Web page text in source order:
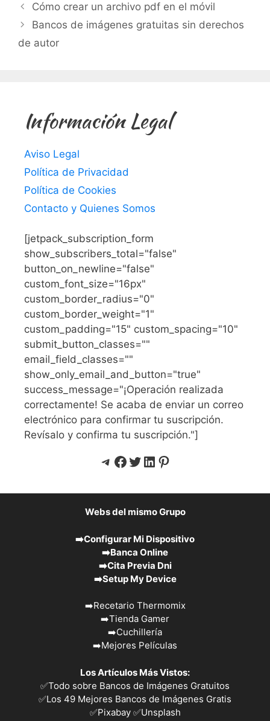
Cómo crear un archivo pdf en el móvil
Bancos de imágenes gratuitas sin derechos
de autor
Información Legal
Aviso Legal
Política de Privacidad
Política de Cookies
Contacto y Quienes Somos
[jetpack_subscription_form
show_subscribers_total="false"
button_on_newline="false"
custom_font_size="16px"
custom_border_radius="0"
custom_border_weight="1"
custom_padding="15" custom_spacing="10"
submit_button_classes=""
email_field_classes=""
show_only_email_and_button="true"
success_message="¡Operación realizada
correctamente! Se acaba de enviar un correo
electrónico para confirmar tu suscripción.
Revísalo y confirma tu suscripción."]
Telegram
Facebook
Twitter
LinkedIn
Pinterest
Webs del mismo Grupo
➡️Configurar Mi Dispositivo
➡️Banca Online
➡️Cita Previa Dni
➡️Setup My Device
➡️Recetario Thermomix
➡️Tienda Gamer
➡️Cuchillería
➡️Mejores Películas
Los Artículos Más Vistos:
✅Todo sobre Bancos de Imágenes Gratuitos
✅Los 49 Mejores Bancos de Imágenes Gratis
✅Pixabay ✅Unsplash